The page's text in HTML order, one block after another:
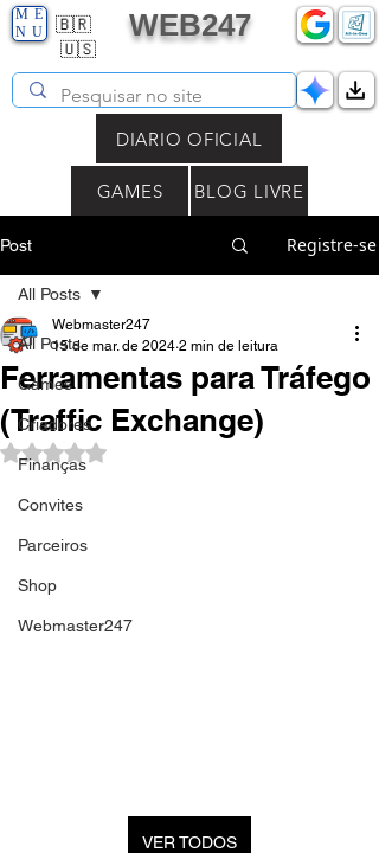
🇧🇷
🇺🇸
ME
NU
WEB247
DIARIO OFICIAL
GAMES BLOG LIVRE
Post Registre-se
All Posts
Games
Criadores
Finanças
Convites
Parceiros
Shop
Webmaster247
All Posts
Ferramentas para Tráfego
(Traffic Exchange)
Webmaster247
15 de mar. de 2024 2 min de leitura
Avaliado com NaN de 5 estrelas.
VER TODOS